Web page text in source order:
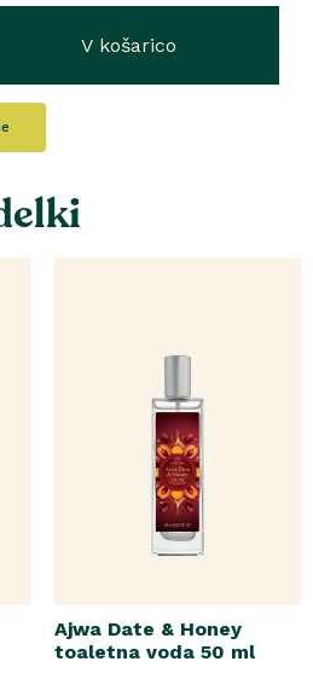
V košarico
Ajwa Date & Honey
toaletna voda 50 ml